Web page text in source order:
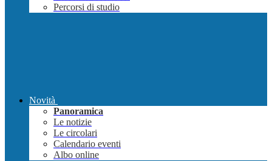
Percorsi di studio
Novità
Panoramica
Le notizie
Le circolari
Calendario eventi
Albo online